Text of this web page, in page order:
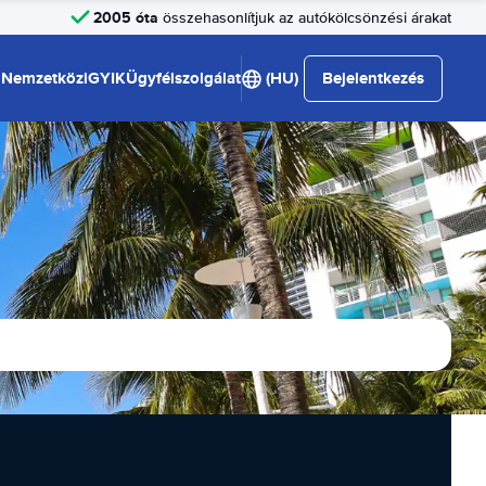
2005 óta összehasonlítjuk az autókölcsönzési árakat
NemzetköziGYIKÜgyfélszolgálat (HU) Bejelentkezés